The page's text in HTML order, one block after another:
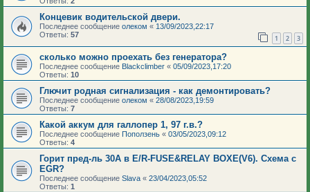
Концевик водительской двери.
Последнее сообщение олеком « 13/09/2023,22:17
Ответы: 57 1 2 3
сколько можно проехать без генератора?
Последнее сообщение Blackclimber « 05/09/2023,17:20
Ответы: 10
Глючит родная сигнализация - как демонтировать?
Последнее сообщение олеком « 28/08/2023,19:59
Ответы: 7
Какой аккум для галлопер 1, 97 г.в.?
Последнее сообщение Поползень « 03/05/2023,09:12
Ответы: 4
Горит пред-ль 30А в E/R-FUSE&RELAY BOXE(V6). Схема с
EGR?
Последнее сообщение Slava « 23/04/2023,05:52
Ответы: 1